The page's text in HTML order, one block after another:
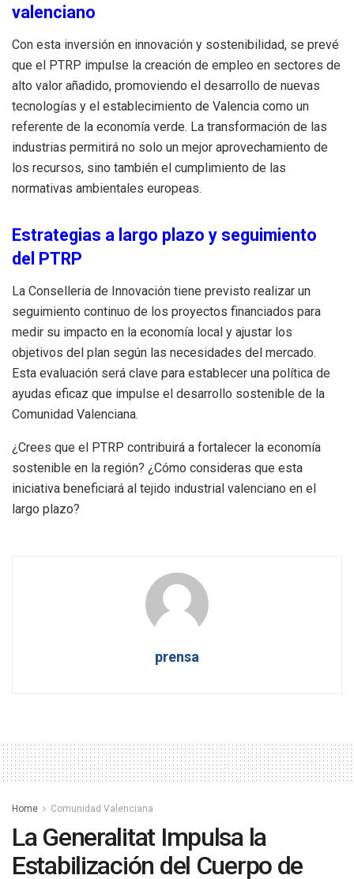
valenciano
Con esta inversión en innovación y sostenibilidad, se prevé
que el PTRP impulse la creación de empleo en sectores de
alto valor añadido, promoviendo el desarrollo de nuevas
tecnologías y el establecimiento de Valencia como un
referente de la economía verde. La transformación de las
industrias permitirá no solo un mejor aprovechamiento de
los recursos, sino también el cumplimiento de las
normativas ambientales europeas.
Estrategias a largo plazo y seguimiento
del PTRP
La Conselleria de Innovación tiene previsto realizar un
seguimiento continuo de los proyectos financiados para
medir su impacto en la economía local y ajustar los
objetivos del plan según las necesidades del mercado.
Esta evaluación será clave para establecer una política de
ayudas eficaz que impulse el desarrollo sostenible de la
Comunidad Valenciana.
¿Crees que el PTRP contribuirá a fortalecer la economía
sostenible en la región? ¿Cómo consideras que esta
iniciativa beneficiará al tejido industrial valenciano en el
largo plazo?
prensa
Home Comunidad Valenciana
La Generalitat Impulsa la
Estabilización del Cuerpo de